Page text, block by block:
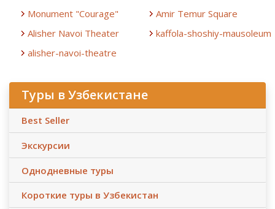
Monument "Courage"
Amir Temur Square
Alisher Navoi Theater
kaffola-shoshiy-mausoleum
alisher-navoi-theatre
Туры в Узбекистане
Best Seller
Экскурсии
Однодневные туры
Короткие туры в Узбекистан